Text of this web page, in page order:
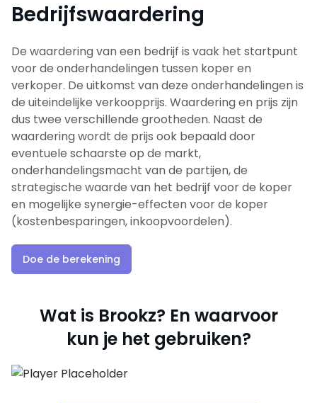
Bedrijfswaardering
De waardering van een bedrijf is vaak het startpunt
voor de onderhandelingen tussen koper en
verkoper. De uitkomst van deze onderhandelingen is
de uiteindelijke verkoopprijs. Waardering en prijs zijn
dus twee verschillende grootheden. Naast de
waardering wordt de prijs ook bepaald door
eventuele schaarste op de markt,
onderhandelingsmacht van de partijen, de
strategische waarde van het bedrijf voor de koper
en mogelijke synergie-effecten voor de koper
(kostenbesparingen, inkoopvoordelen).
Doe de berekening
Wat is Brookz? En waarvoor
kun je het gebruiken?